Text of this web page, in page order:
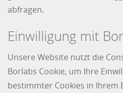
abfragen.
Einwilligung mit
Unsere Website nutzt die
Borlabs Cookie, um Ihre
bestimmter Cookies in Ihrem